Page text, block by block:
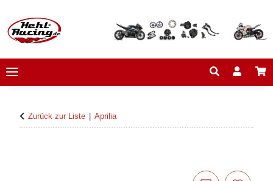
Zurück zur Liste Aprilia